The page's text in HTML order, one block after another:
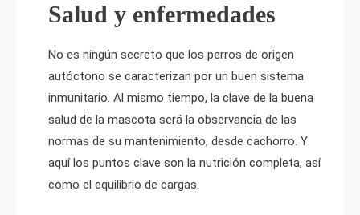
Salud y enfermedades
No es ningún secreto que los perros de origen
autóctono se caracterizan por un buen sistema
inmunitario. Al mismo tiempo, la clave de la buena
salud de la mascota será la observancia de las
normas de su mantenimiento, desde cachorro. Y
aquí los puntos clave son la nutrición completa, así
como el equilibrio de cargas.